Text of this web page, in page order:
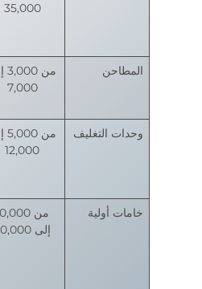
35,000
المطاحن
7,000
وحدات التغليف
12,000
خامات أولية
من
إلى 20,000